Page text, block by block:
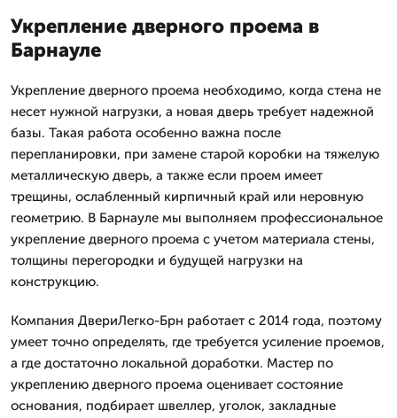
Укрепление дверного проема в
Барнауле
Укрепление дверного проема необходимо, когда стена не
несет нужной нагрузки, а новая дверь требует надежной
базы. Такая работа особенно важна после
перепланировки, при замене старой коробки на тяжелую
металлическую дверь, а также если проем имеет
трещины, ослабленный кирпичный край или неровную
геометрию. В Барнауле мы выполняем профессиональное
укрепление дверного проема с учетом материала стены,
толщины перегородки и будущей нагрузки на
конструкцию.
Компания ДвериЛегко-Брн работает с 2014 года, поэтому
умеет точно определять, где требуется усиление проемов,
а где достаточно локальной доработки. Мастер по
укреплению дверного проема оценивает состояние
основания, подбирает швеллер, уголок, закладные